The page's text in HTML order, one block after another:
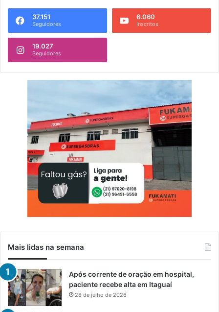
37.151
Seguidores
6.060
Inscritos
19.027
Seguidores
Mais lidas na semana
Após corrente de oração em hospital,
paciente recebe alta em Itaguaí
28 de julho de 2026